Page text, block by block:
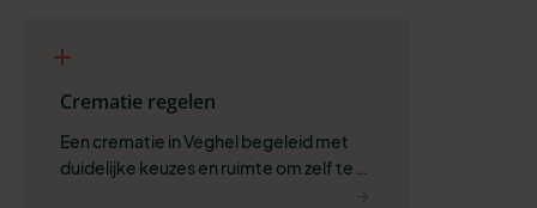
Crematie regelen
Een crematie in Veghel begeleid met
duidelijke keuzes en ruimte om zelf te